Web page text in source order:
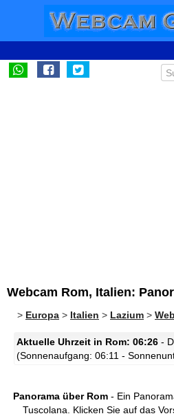
Webcam Rom, Italien:
> Europa > Italien > Lazium >
Aktuelle Uhrzeit in Rom: 06:26 -
(Sonnenaufgang: 06:11 -
Panorama über Rom - Ein
Tuscolana.
Klicken Sie auf das